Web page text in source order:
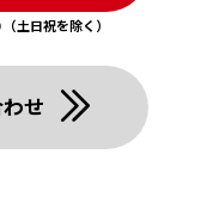
土日祝を除く）
せ